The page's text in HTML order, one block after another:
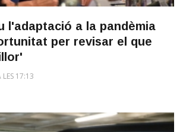
l'adaptació a la pandèmia
per revisar el que
17:13